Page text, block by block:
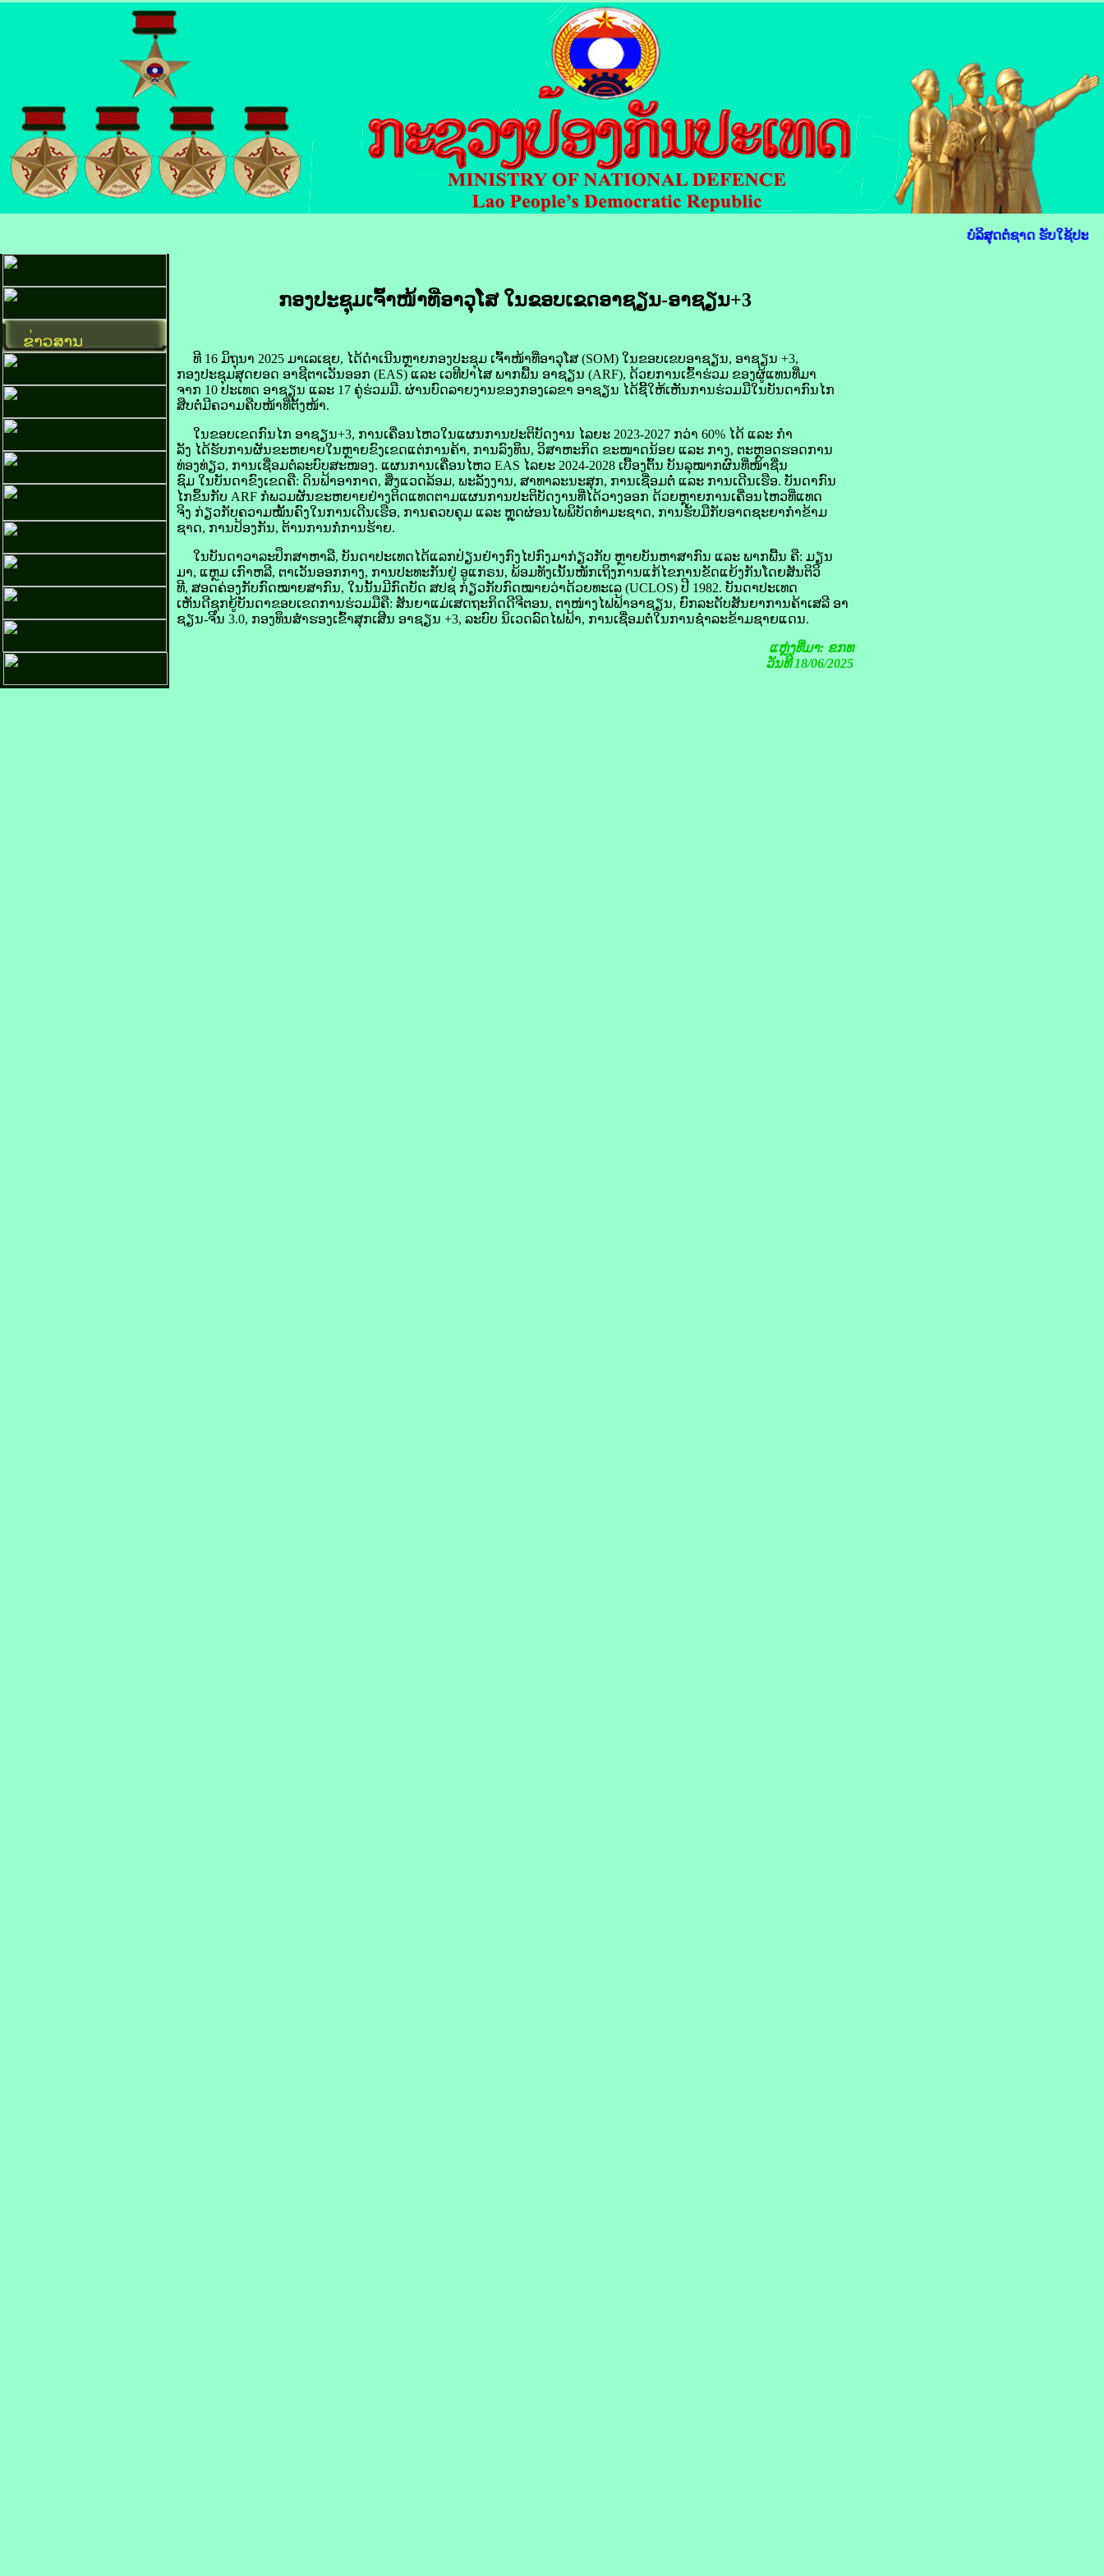
ບໍລິສຸດຕໍ່ຊາດ ຮັບໃຊ້ປະຊາ
ກອງ​ປະຊຸມ​ເຈົ້າ​ໜ້າທີ່​ອາວຸໂສ ໃນ​ຂອບ​ເຂດ​ອາ​ຊຽນ-ອາ​ຊຽນ+3
​ທີ 16 ມິຖຸນາ 2025 ມາ​ເລ​ເຊຍ, ໄດ້​ດຳເນີນ​ຫຼາຍ​ກອງ​ປະຊຸມ ເຈົ້າ​ໜ້າທີ່​ອາວຸໂສ (SOM) ໃນ​ຂອບ​ເຂບ​ອາ​ຊຽນ, ອາ​ຊຽນ +3,
ກອງ​ປະຊຸມ​ສຸດ​ຍອດ ອາຊີ​ຕາເວັນ​ອອກ (EAS) ແລະ ເວທີ​ປາ​ໄສ ພາກ​ພື້ນ ອາ​ຊຽນ (ARF), ດ້ວຍ​ການ​ເຂົ້າ​ຮ່ວມ ຂອງ​ຜູ້​ແທນ​ທີ່​ມາ​
ຈາກ 10 ປະເທດ ອາ​ຊຽນ ແລະ 17 ຄູ່​ຮ່ວມ​ມື. ຜ່ານ​ບົດ​ລາຍ​ງານ​ຂອງ​ກອງ​ເລຂາ ອາ​ຊຽນ ໄດ້​ຊີ້​ໃຫ້​ເຫັນ​ການ​ຮ່ວມ​ມື​ໃນ​ບັນດາ​ກົນ​ໄກ
ສືບຕໍ່​ມີ​ຄວາມ​ຄືບ​ໜ້າທີ່​ຕັ້ງໜ້າ.
ໃນ​ຂອບ​ເຂດ​ກົນ​ໄກ ອາ​ຊຽນ+3, ການເຄື່ອນໄຫວ​ໃນ​ແຜນການ​ປະຕິບັດ​ງານ ໄລຍະ 2023-2027 ກວ່າ 60% ໄດ້ ແລະ ກຳ
ລັງ ​ໄດ້​ຮັບ​ການ​ຜັນ​ຂະຫຍາຍ​ໃນ​ຫຼາຍ​ຂົງເຂດ​ແຕ່​ການ​ຄ້າ, ການ​ລົງທຶນ, ວິ​ສາ​ຫະ​ກິດ ຂະໜາດ​ນ້ອຍ ແລະ ກາງ, ຕະຫຼອດ​ຮອດ​ການ
ທ່ອງທ່ຽວ, ການ​ເຊື່ອມ​ຕໍ່​ລະບົບ​ສະໜອງ. ແຜນການເຄື່ອນໄຫວ EAS ໄລຍະ 2024-2028 ເບື້ອງ​ຕົ້ນ ບັນລຸ​ໝາກຜົນທີ່​ໜ້າ​ຊື່ນ
​ຊົມ ໃນ​ບັນດາ​ຂົງເຂດ​ຄື: ດິນ​ຟ້າ​ອາກາດ, ສິ່ງແວດລ້ອມ, ພະລັງງານ, ສາທາລະນະ​ສຸກ, ການ​ເຊື່ອມ​ຕໍ່ ແລະ ການ​ເດີນ​ເຮືອ. ບັນດາ​ກົນ
​ໄກ​ຂຶ້ນ​ກັບ ARF ກໍ​ພວມ​ຜັນ​ຂະຫຍາຍຢ່າງ​ຕິດ​ແທດ​ຕາມ​ແຜນການ​ປະຕິບັດ​ງານ​ທີ່​ໄດ້​ວາງ​ອອກ ດ້ວຍ​ຫຼາຍ​ການເຄື່ອນໄຫວ​ທີ່​ແທດ
​ຈິງ ກ່ຽວ​ກັບ​ຄວາມ​ໝັ້ນຄົງໃນ​ການ​ເດີນ​ເຮືອ, ການ​ຄວບ​ຄຸມ ແລະ ຫຼຸດຜ່ອນ​ໄພພິບັດ​ທຳ​ມະ​ຊາດ, ການ​ຮັບ​ມື​ກັບ​ອາດຊະຍາ​ກຳ​ຂ້າມ​
ຊາດ, ການ​ປ້ອງ​ກັນ, ຕ້ານ​ການ​ກໍ່​ການ​ຮ້າຍ.
ໃນ​ບັນດາ​ວາລະ​ປຶກສາ​ຫາລື, ບັນດາ​ປະເທດໄດ້​ແລກປ່ຽນ​ຢ່າງ​ກົງ​ໄປ​ກົງ​ມາກ່ຽວ​ກັບ ຫຼາຍ​ບັນຫາ​ສາກົນ ແລະ ພາກ​ພື້ນ ຄື: ມຽນ​
ມາ, ແຫຼມ ເກົາຫລີ, ຕາເວັນ​ອອກ​ກາງ, ການ​ປະ​ທະ​ກັນ​ຢູ່ ອູ​ແກຣນ, ພ້ອມ​ທັງເນັ້ນ​ໜັກ​ເຖິງການ​ແກ້​ໄຂ​ການ​ຂັດ​ແຍ້ງ​ກັນ​ໂດຍ​ສັນຕິ​ວິ
ທີ, ສອດຄ່ອງ​ກັບ​ກົດໝາຍ​ສາກົນ, ໃນ​ນັ້ນມີ​ກົດ​ບັດ ​ສປຊ ກ່ຽວ​ກັບ​ກົດໝາຍ​ວ່າ​ດ້ວຍ​ທະເລ (UCLOS) ປີ 1982. ບັນດາ​ປະເທດ​
ເຫັນ​ດີ​ຊຸກຍູ້​ບັນດາ​ຂອບ​ເຂດ​ການ​ຮ່ວມ​ມື​ຄື: ສັນຍາ​ແມ່​ເສດຖະກິດ​ດີ​ຈີ​ຕອນ, ຕາ​ໜ່າງ​ໄຟຟ້າ​ອາ​ຊຽນ, ຍົກ​ລະດັບ​ສັນຍາການ​ຄ້າ​ເສລີ ອາ​
ຊຽນ-ຈີນ 3.0, ກອງ​ທຶນ​ສຳຮອງ​ເຂົ້າ​ສຸກ​ເສີນ ອາ​ຊຽນ +3, ລະບົບ ນິເວດ​ລົດໄຟ​ຟ້າ, ການ​ເຊື່ອມ​ຕໍ່ໃນ​ການ​ຊຳລະ​ຂ້າມ​ຊາຍ​ແດນ.
ແຫຼ່ງທີ່ມາ: ຂກທ
ວັນທີ 18/06/2025